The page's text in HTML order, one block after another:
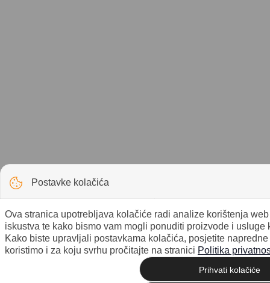
Postavke kolačića
Ova stranica upotrebljava kolačiće radi analize korištenja
iskustva te kako bismo vam mogli ponuditi proizvode i
Kako biste upravljali postavkama kolačića, posjetite
koristimo i za koju svrhu pročitajte na stranici Politika
Prihvati kolačiće